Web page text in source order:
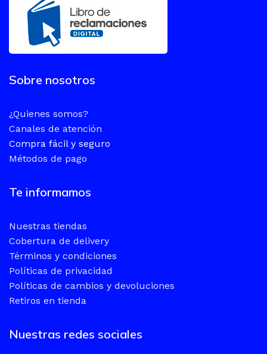
Sobre nosotros
¿Quienes somos?
Canales de atención
Compra fácil y seguro
Métodos de pago
Te informamos
Nuestras tiendas
Cobertura de delivery
Términos y condiciones
Políticas de privacidad
Políticas de cambios y devoluciones
Retiros en tienda
Nuestras redes sociales